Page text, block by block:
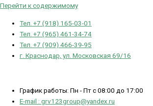
Перейти к содержимому
Тел. +7 (918) 165-03-01
Тел. +7 (965) 461-34-74
Тел. +7 (909) 466-39-95
г. Краснодар, ул. Московская 69/16
График работы: Пн - Пт с 08:00 до 17:00
E-mail : grv123group@yandex.ru